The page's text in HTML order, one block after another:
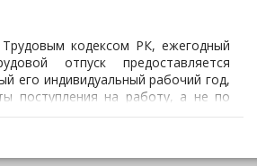
кодексом РК, ежегодный
отпуск предоставляется
его индивидуальный рабочий год,
поступления на работу, а не по